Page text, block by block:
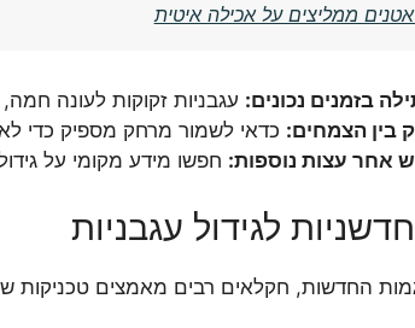
ממליצים על אכילה איטית
בזמנים נכונים: עגבניות זקוקות לעונה
בין הצמחים: כדאי לשמור מרחק מספיק כדי
אחר עצות נוספות: חפשו מידע מקומי על
לגידול עגבניות
החדשות, חקלאים רבים מאמצים טכניקות של